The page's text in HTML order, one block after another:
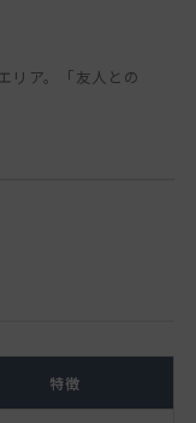
リア。「友人との
特徴